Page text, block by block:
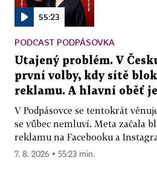
55:23
PODCAST PODPÁSOVKA
Utajený problém. V
první volby, kdy sítě
reklamu. A hlavní oběť
V Podpásovce se tentokrát
se vůbec nemluví. Meta začala
reklamu na Facebooku a
7. 8. 2026 ▪ 55:23 min.